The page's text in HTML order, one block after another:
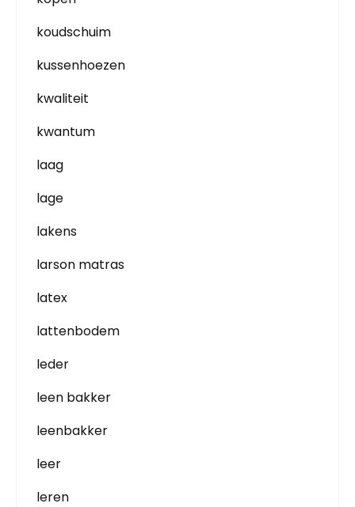
koudschuim
kussenhoezen
kwaliteit
kwantum
laag
lage
lakens
larson matras
latex
lattenbodem
leder
leen bakker
leenbakker
leer
leren